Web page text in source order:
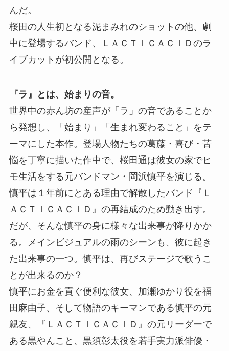
んだ。
桜田の人生初となる泥まみれのショットの他、劇
中に登場するバンド、ＬＡＣＴＩＣＡＣＩＤのラ
イブカットが初公開となる。
『ラ』とは、始まりの音。
世界中の赤ん坊の産声が「ラ」の音であることか
ら発想し、「始まり」「生まれ変わること」をテ
ーマにした本作。登場人物たちの葛藤・喜び・苦
悩を丁寧に描いた作中で、桜田通は彼女の家でヒ
モ生活をする元バンドマン・岡浜慎平を演じる。
慎平は１年前にとある理由で解散したバンド『Ｌ
ＡＣＴＩＣＡＣＩＤ』の再結成のため動き出す。
だが、そんな慎平の身に様々な出来事が降りかか
る。メインビジュアルの雨のシーンも、彼に起き
た出来事の一つ。慎平は、再びステージで歌うこ
とが出来るのか？
慎平にお金を貢ぐ便利な彼女、加瀬ゆかり役を福
田麻由子、そして物語のキーマンである慎平の元
親友、『ＬＡＣＴＩＣＡＣＩＤ』の元リーダーで
ある黒やんこと、黒須彰太役を若手実力派俳優・